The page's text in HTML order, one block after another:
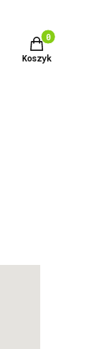
Produkty
Koszyk